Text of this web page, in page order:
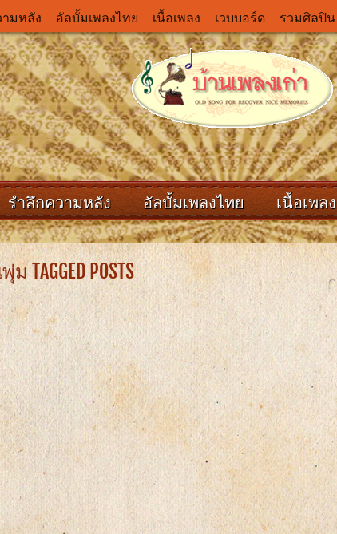
มหลัง อัลบั้มเพลงไทย เนื้อเพลง เวบบอร์ด รวมศิลปิน
รำลึกความหลัง อัลบั้มเพลงไทย เนื้อเพลง
POSTS